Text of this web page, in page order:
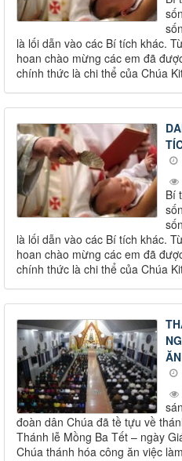
là lối dẫn vào các Bí tích khác.
hoan chào mừng các em đã
chính thức là chi thể của Chúa
Bí
là lối dẫn vào các Bí tích khác.
hoan chào mừng các em đã
chính thức là chi thể của Chúa
đoàn dân Chúa đã tề tựu về
Thánh lễ Mồng Ba Tết – ngày
Chúa thánh hóa công ăn việc